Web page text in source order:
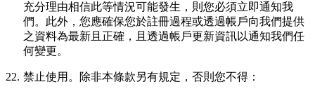
充分理由相信此等情況可能發生，則您必須立即通知我
們。此外，您應確保您於註冊過程或透過帳戶向我們提供
之資料為最新且正確，且透過帳戶更新資訊以通知我們任
何變更。
22. 禁止使用。 除非本條款另有規定，否則您不得：